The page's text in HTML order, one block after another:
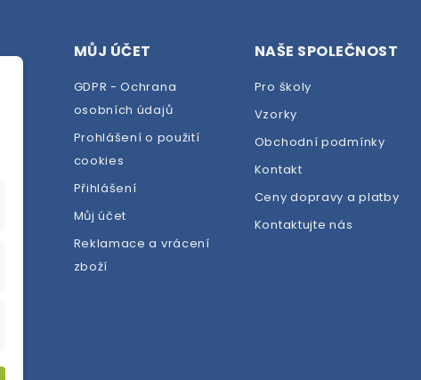
MŮJ ÚČET
GDPR - Ochrana
osobních údajů
Prohlášení o použití
cookies
Přihlášení
Můj účet
Reklamace a vrácení
zboží
NAŠE SPOLEČNOST
Pro školy
Vzorky
Obchodní podmínky
Kontakt
Ceny dopravy a platby
Kontaktujte nás